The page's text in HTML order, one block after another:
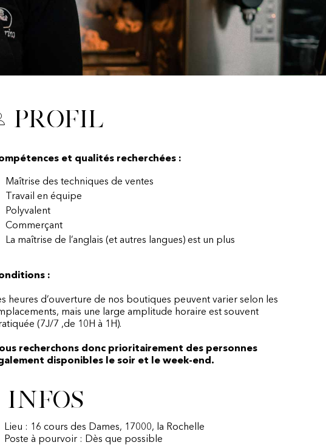
Profil
et qualités recherchées :
Maîtrise des techniques de ventes
Travail en équipe
Polyvalent
Commerçant
La maîtrise de l’anglais (et autres langues) est un plus
:
heures d’ouverture de nos boutiques peuvent varier selon les
mais une large amplitude horaire est souvent
(7J/7 ,de 10H à 1H).
recherchons donc prioritairement des personnes
disponibles le soir et le week-end.
Infos
Lieu : 16 cours des Dames, 17000, la Rochelle
Poste à pourvoir : Dès que possible